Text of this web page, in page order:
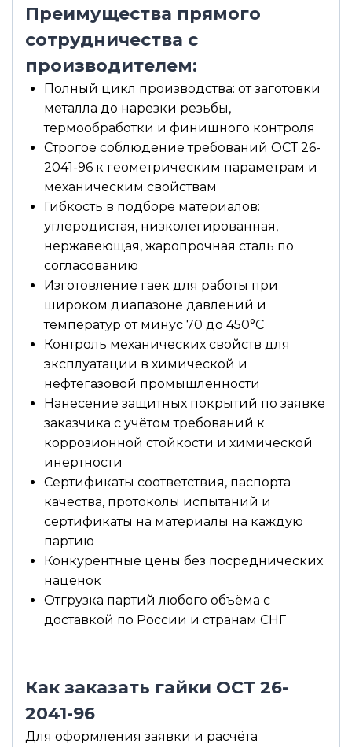
Преимущества прямого
сотрудничества с
производителем:
Полный цикл производства: от заготовки
металла до нарезки резьбы,
термообработки и финишного контроля
Строгое соблюдение требований ОСТ 26-
2041-96 к геометрическим параметрам и
механическим свойствам
Гибкость в подборе материалов:
углеродистая, низколегированная,
нержавеющая, жаропрочная сталь по
согласованию
Изготовление гаек для работы при
широком диапазоне давлений и
температур от минус 70 до 450°С
Контроль механических свойств для
эксплуатации в химической и
нефтегазовой промышленности
Нанесение защитных покрытий по заявке
заказчика с учётом требований к
коррозионной стойкости и химической
инертности
Сертификаты соответствия, паспорта
качества, протоколы испытаний и
сертификаты на материалы на каждую
партию
Конкурентные цены без посреднических
наценок
Отгрузка партий любого объёма с
доставкой по России и странам СНГ
Как заказать гайки ОСТ 26-
2041-96
Для оформления заявки и расчёта